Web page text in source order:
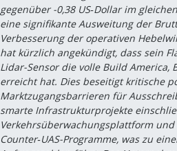
gegenüber -0,38 US‑Dollar im
eine signifikante Ausweitung der
Verbesserung der operativen
hat kürzlich angekündigt, dass sein
Lidar-Sensor die volle Build America,
erreicht hat. Dies beseitigt kritische
Marktzugangsbarrieren für
smarte Infrastrukturprojekte
Verkehrsüberwachungsplattform
Counter‑UAS-Programme, was zu